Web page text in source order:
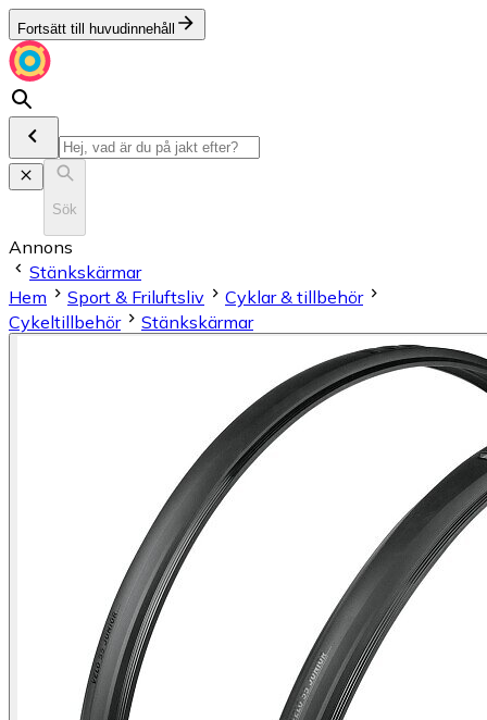
Fortsätt till huvudinnehåll
Sök
Annons
Stänkskärmar
Hem
Sport & Friluftsliv
Cyklar & tillbehör
Cykeltillbehör
Stänkskärmar